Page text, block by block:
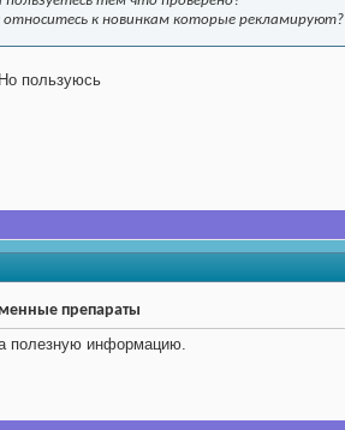
относитесь к новинкам которые рекламируют?
пользуюсь
препараты
полезную информацию.